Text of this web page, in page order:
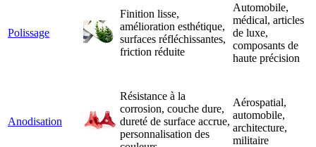
Polissage
Finition lisse,
amélioration esthétique,
surfaces réfléchissantes,
friction réduite
Automobile,
médical, articles
de luxe,
composants de
haute précision
Anodisation
Résistance à la
corrosion, couche dure,
dureté de surface accrue,
personnalisation des
Aérospatial,
automobile,
architecture,
militaire